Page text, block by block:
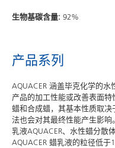
生物基碳含量: 92%
产品系列
AQUACER 涵盖毕克化学的
产品的加工性能或改善表面
蜡和合成蜡，其基本性质取
法也会对其最终性能产生影
乳液AQUACER、水性蜡分散
AQUACER 蜡乳液的粒径低